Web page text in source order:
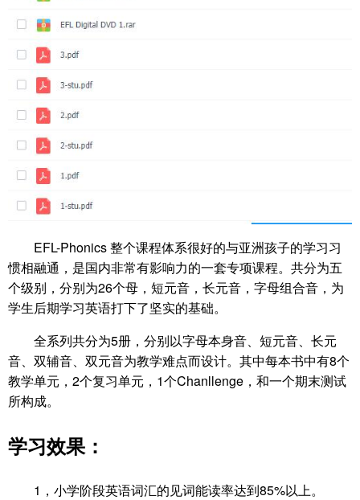
EFL-Phonics 整个课程体系很好的与亚洲孩子的学习习
惯相融通，是国内非常有影响力的一套专项课程。共分为五
个级别，分别为26个母，短元音，长元音，字母组合音，为
学生后期学习英语打下了坚实的基础。
全系列共分为5册，分别以字母本身音、短元音、长元
音、双辅音、双元音为教学难点而设计。其中每本书中有8个
教学单元，2个复习单元，1个Chanllenge，和一个期末测试
所构成。
学习效果：
1，小学阶段英语词汇的见词能读率达到85%以上。